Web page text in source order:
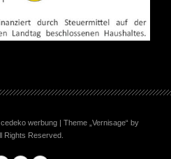
werbung | Theme „Vernisage“ by
Rights Reserved.